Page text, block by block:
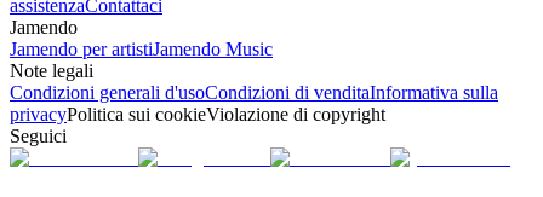
assistenzaContattaci
Jamendo
Jamendo per artistiJamendo Music
Note legali
Condizioni generali d'usoCondizioni di venditaInformativa sulla
privacyPolitica sui cookieViolazione di copyright
Seguici